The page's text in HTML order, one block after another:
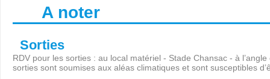
A noter
Sorties
RDV pour les sorties : au local matériel - Stade Chansac - à
sorties sont soumises aux aléas climatiques et sont susceptibles